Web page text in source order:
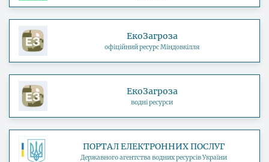
ЕкоЗагроза
офіційний ресурс Міндовкілля
ЕкоЗагроза
водні ресурси
ПОРТАЛ ЕЛЕКТРОННИХ ПОСЛУГ
Державного агентства водних ресурсів України